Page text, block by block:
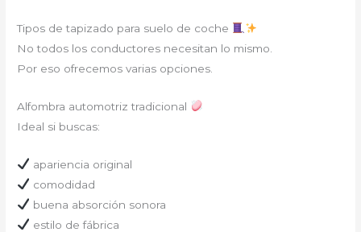
Tipos de tapizado para suelo de coche
No todos los conductores necesitan lo mismo.
Por eso ofrecemos varias opciones.
Alfombra automotriz tradicional
Ideal si buscas:
apariencia original
comodidad
buena absorción sonora
estilo de fábrica